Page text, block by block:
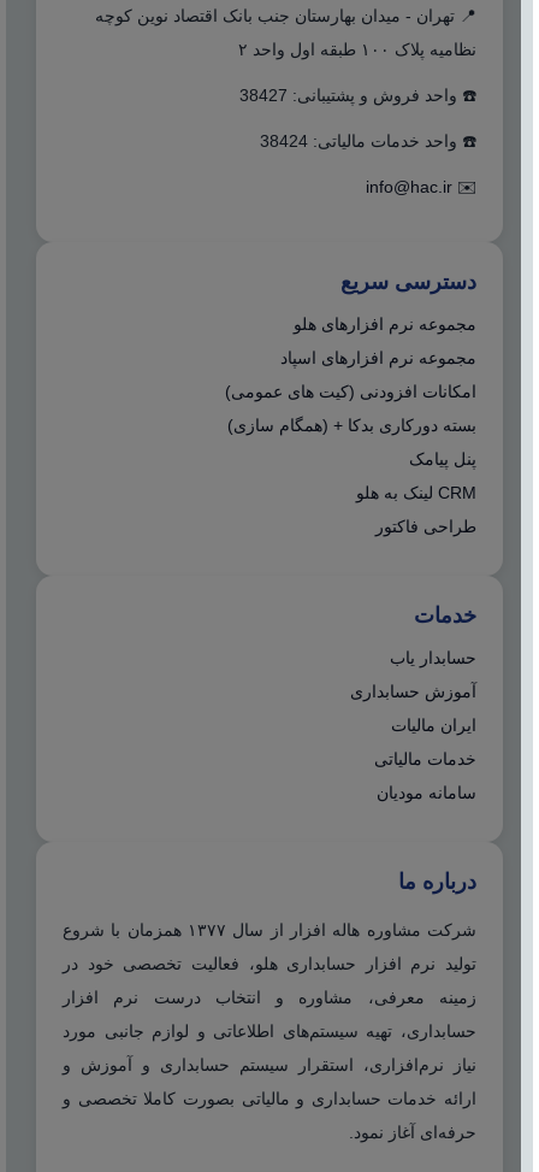
📍 تهران - میدان بهارستان جنب بانک اقتصاد نوین کوچه
نظامیه پلاک ۱۰۰ طبقه اول واحد ۲
☎️ واحد فروش و پشتیبانی: 38427
☎️ واحد خدمات مالیاتی: 38424
✉️
info@hac.ir
دسترسی سریع
مجموعه نرم افزارهای هلو
مجموعه نرم افزارهای اسپاد
امکانات افزودنی (کیت های عمومی)
بسته دورکاری بدکا + (همگام سازی)
پنل پیامک
CRM لینک به هلو
طراحی فاکتور
خدمات
حسابدار یاب
آموزش حسابداری
ایران مالیات
خدمات مالیاتی
سامانه مودیان
درباره ما
شرکت مشاوره هاله افزار از سال ۱۳۷۷ همزمان با شروع
تولید نرم افزار حسابداری هلو، فعالیت تخصصی خود در
زمینه معرفی، مشاوره و انتخاب درست نرم افزار
حسابداری، تهیه سیستم‌های اطلاعاتی و لوازم جانبی مورد
نیاز نرم‌افزاری، استقرار سیستم حسابداری و آموزش و
ارائه خدمات حسابداری و مالیاتی بصورت کاملا تخصصی و
حرفه‌ای آغاز نمود.